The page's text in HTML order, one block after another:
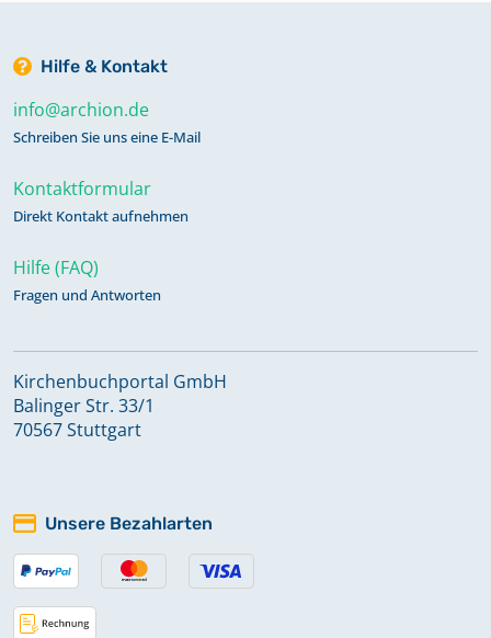
Hilfe & Kontakt
info@archion.de
Schreiben Sie uns eine E-Mail
Kontaktformular
Direkt Kontakt aufnehmen
Hilfe (FAQ)
Fragen und Antworten
Kirchenbuchportal GmbH
Balinger Str. 33/1
70567 Stuttgart
Unsere Bezahlarten